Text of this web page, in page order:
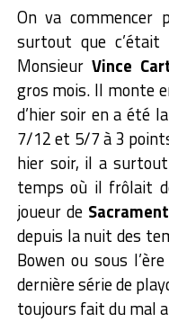
On va commencer
surtout que c’était
Monsieur Vince
gros mois. Il monte
d’hier soir en a été
7/12 et 5/7 à 3
hier soir, il a
temps où il frôlait
joueur de
depuis la nuit des
Bowen ou sous
dernière série de
toujours fait du mal